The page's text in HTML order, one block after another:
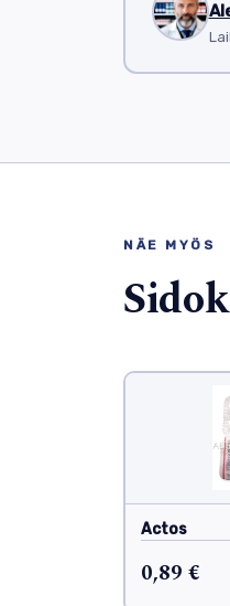
NÄE MYÖS
Actos
0,89 €